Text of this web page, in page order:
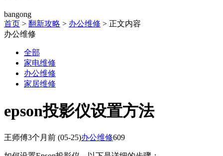
bangong
首页 > 翻新攻略 > 办公维修 > 正文内容
办公维修
全部
家电维修
办公维修
家居维修
epson投影仪设置方法
王师傅3个月前 (05-25)办公维修609